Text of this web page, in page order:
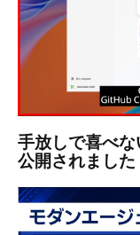
手放しで喜べ
公開されました